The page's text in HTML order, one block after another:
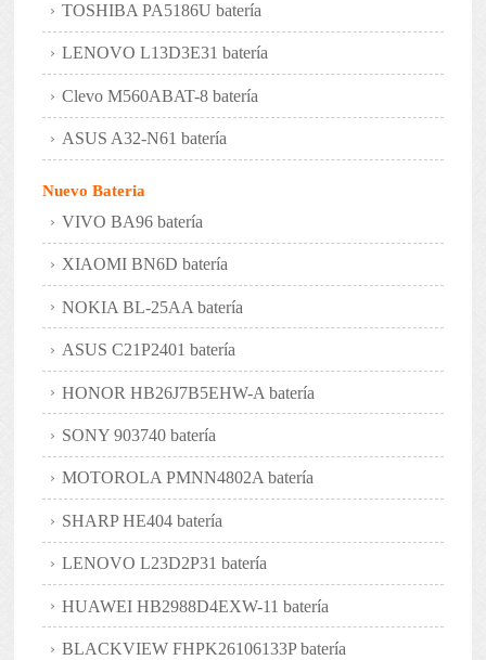
TOSHIBA PA5186U batería
LENOVO L13D3E31 batería
Clevo M560ABAT-8 batería
ASUS A32-N61 batería
Nuevo Bateria
VIVO BA96 batería
XIAOMI BN6D batería
NOKIA BL-25AA batería
ASUS C21P2401 batería
HONOR HB26J7B5EHW-A batería
SONY 903740 batería
MOTOROLA PMNN4802A batería
SHARP HE404 batería
LENOVO L23D2P31 batería
HUAWEI HB2988D4EXW-11 batería
BLACKVIEW FHPK26106133P batería